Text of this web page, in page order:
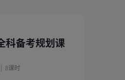
科备考规划课
8课时